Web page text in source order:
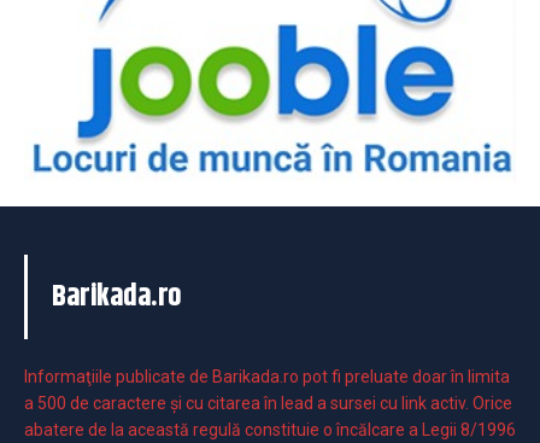
Barikada.ro
Informaţiile publicate de Barikada.ro pot fi preluate doar în limita
a 500 de caractere şi cu citarea în lead a sursei cu link activ. Orice
abatere de la această regulă constituie o încălcare a Legii 8/1996